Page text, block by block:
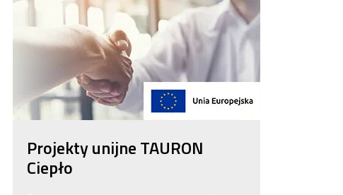
Projekty unijne TAURON
Ciepło